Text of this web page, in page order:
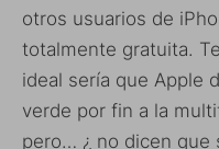
otros usuarios de
totalmente gratuita.
ideal sería que Apple
verde por fin a la
pero… ¿ no dicen que